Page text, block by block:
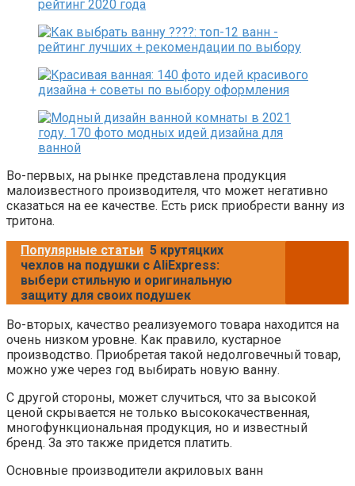
Во-первых, на рынке представлена продукция
малоизвестного производителя, что может негативно
сказаться на ее качестве. Есть риск приобрести ванну из
тритона.
Популярные статьи 5 крутяцких
чехлов на подушки с AliExpress:
выбери стильную и оригинальную
защиту для своих подушек
Во-вторых, качество реализуемого товара находится на
очень низком уровне. Как правило, кустарное
производство. Приобретая такой недолговечный товар,
можно уже через год выбирать новую ванну.
С другой стороны, может случиться, что за высокой
ценой скрывается не только высококачественная,
многофункциональная продукция, но и известный
бренд. За это также придется платить.
Основные производители акриловых ванн